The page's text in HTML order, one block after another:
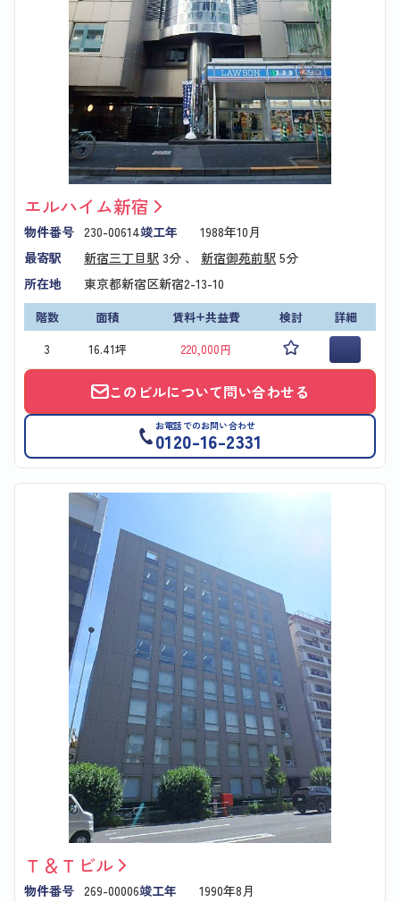
エルハイム新宿
物件番号 230-00614竣工年
1988年10月
最寄駅
新宿三丁目駅 3分 、 新宿御苑前駅 5分
所在地
東京都新宿区新宿2-13-10
階数 面積 賃料+共益費 検討
詳細
3
16.41坪 220,000円
このビルについて問い合わせる
お電話でのお問い合わせ
0120-16-2331
Ｔ＆Ｔビル
物件番号 269-00006竣工年
1990年8月